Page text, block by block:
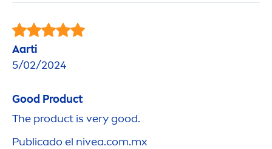
Aarti
5/02/2024
Good Product
The product is verygood.
Publicado el nivea.com.mx